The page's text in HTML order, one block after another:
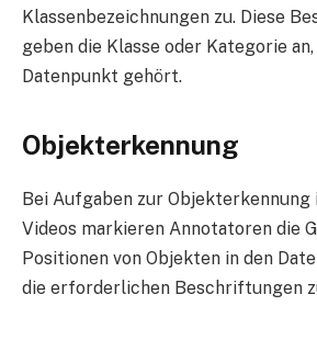
Klassenbezeichnungen zu. Diese
geben die Klasse oder Kategorie
Datenpunkt gehört.
Objekterkennung
Bei Aufgaben zur
Videos markieren Annotatoren die
Positionen von Objekten in den
die erforderlichen Beschriftungen